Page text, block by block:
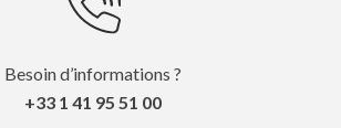
Besoin d’informations ?
+33 1 41 95 51 00